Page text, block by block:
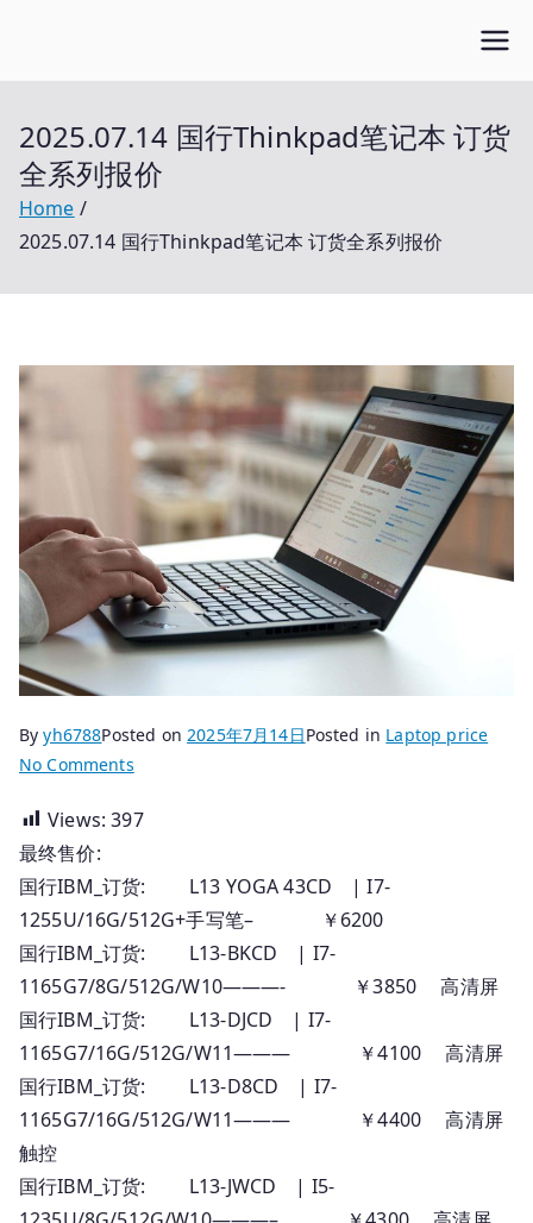
2025.07.14 国行Thinkpad笔记本 订货
全系列报价
Home
2025.07.14 国行Thinkpad笔记本 订货全系列报价
Byyh6788Posted on 2025年7月14日Posted in Laptop price
No Commentson
国
Thinkpad
笔
记
本
订
货
全
系
列
价
Views: 397
最终售价:
国行IBM_订货: L13 YOGA 43CD | I7-
1255U/16G/512G+手写笔– ￥6200
国行IBM_订货: L13-BKCD | I7-
1165G7/8G/512G/W10———- ￥3850 高清屏
国行IBM_订货: L13-DJCD | I7-
1165G7/16G/512G/W11——— ￥4100 高清屏
国行IBM_订货: L13-D8CD | I7-
1165G7/16G/512G/W11——— ￥4400 高清屏
触控
国行IBM_订货: L13-JWCD | I5-